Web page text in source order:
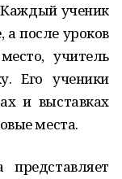
Каждый ученик
после уроков
учитель
Его ученики
и выставках
места.
представляет